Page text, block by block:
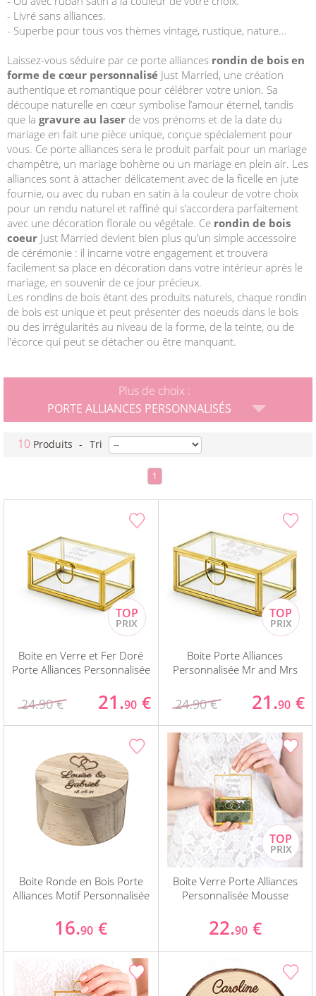
- Livré sans alliances.
- Superbe pour tous vos thèmes vintage, rustique, nature...
Laissez-vous séduire par ce porte alliances rondin de bois en
forme de cœur personnalisé Just Married, une création
authentique et romantique pour célébrer votre union. Sa
découpe naturelle en cœur symbolise l’amour éternel, tandis
que la gravure au laser de vos prénoms et de la date du
mariage en fait une pièce unique, conçue spécialement pour
vous. Ce porte alliances sera le produit parfait pour un mariage
champêtre, un mariage bohème ou un mariage en plein air. Les
alliances sont à attacher délicatement avec de la ficelle en jute
fournie, ou avec du ruban en satin à la couleur de votre choix
pour un rendu naturel et raffiné qui s’accordera parfaitement
avec une décoration florale ou végétale. Ce rondin de bois
coeur Just Married devient bien plus qu’un simple accessoire
de cérémonie : il incarne votre engagement et trouvera
facilement sa place en décoration dans votre intérieur après le
mariage, en souvenir de ce jour précieux.
Les rondins de bois étant des produits naturels, chaque rondin
de bois est unique et peut présenter des noeuds dans le bois
ou des irrégularités au niveau de la forme, de la teinte, ou de
l'écorce qui peut se détacher ou être manquant.
Plus de choix :
PORTE ALLIANCES PERSONNALISÉS
10 Produits - Tri
1
Boite en Verre et Fer Doré
Porte Alliances Personnalisée
24.90 € 21.90 €
Boite Porte Alliances
Personnalisée Mr and Mrs
24.90 € 21.90 €
Boite Ronde en Bois Porte
Alliances Motif Personnalisée
16.90 €
Boite Verre Porte Alliances
Personnalisée Mousse
22.90 €